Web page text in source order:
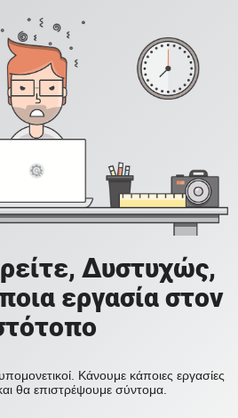
Δυστυχώς,
εργασία στον
Κάνουμε κάποιες εργασίες
θα επιστρέψουμε σύντομα.